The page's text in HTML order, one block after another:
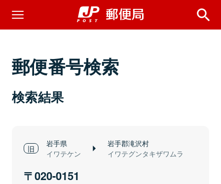
郵便番号検索
検索結果
岩手県
イワテケン
岩手郡滝沢村
イワテグンタキザワムラ
020-0151